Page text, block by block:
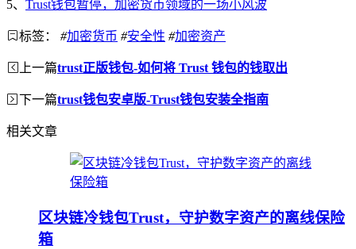
5、 Trust钱包暂停，加密货币领域的一场小风波
标签： #加密货币 #安全性 #加密资产
上一篇trust正版钱包-如何将 Trust 钱包的钱取出
下一篇trust钱包安卓版-Trust钱包安装全指南
相关文章
区块链冷钱包Trust，守护数字资产的离线保险
箱